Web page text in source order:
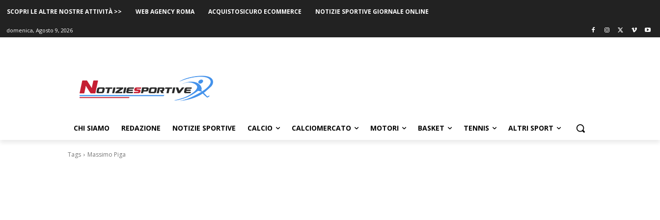
SCOPRI LE ALTRE NOSTRE ATTIVITÀ >> WEB AGENCY ROMA ACQUISTOSICURO ECOMMERCE NOTIZIE SPORTIVE GIORNALE ONLINE
domenica, Agosto 9, 2026
CHI SIAMO REDAZIONE NOTIZIE SPORTIVE CALCIO CALCIOMERCATO MOTORI BASKET TENNIS ALTRI SPORT
Tags Massimo Piga